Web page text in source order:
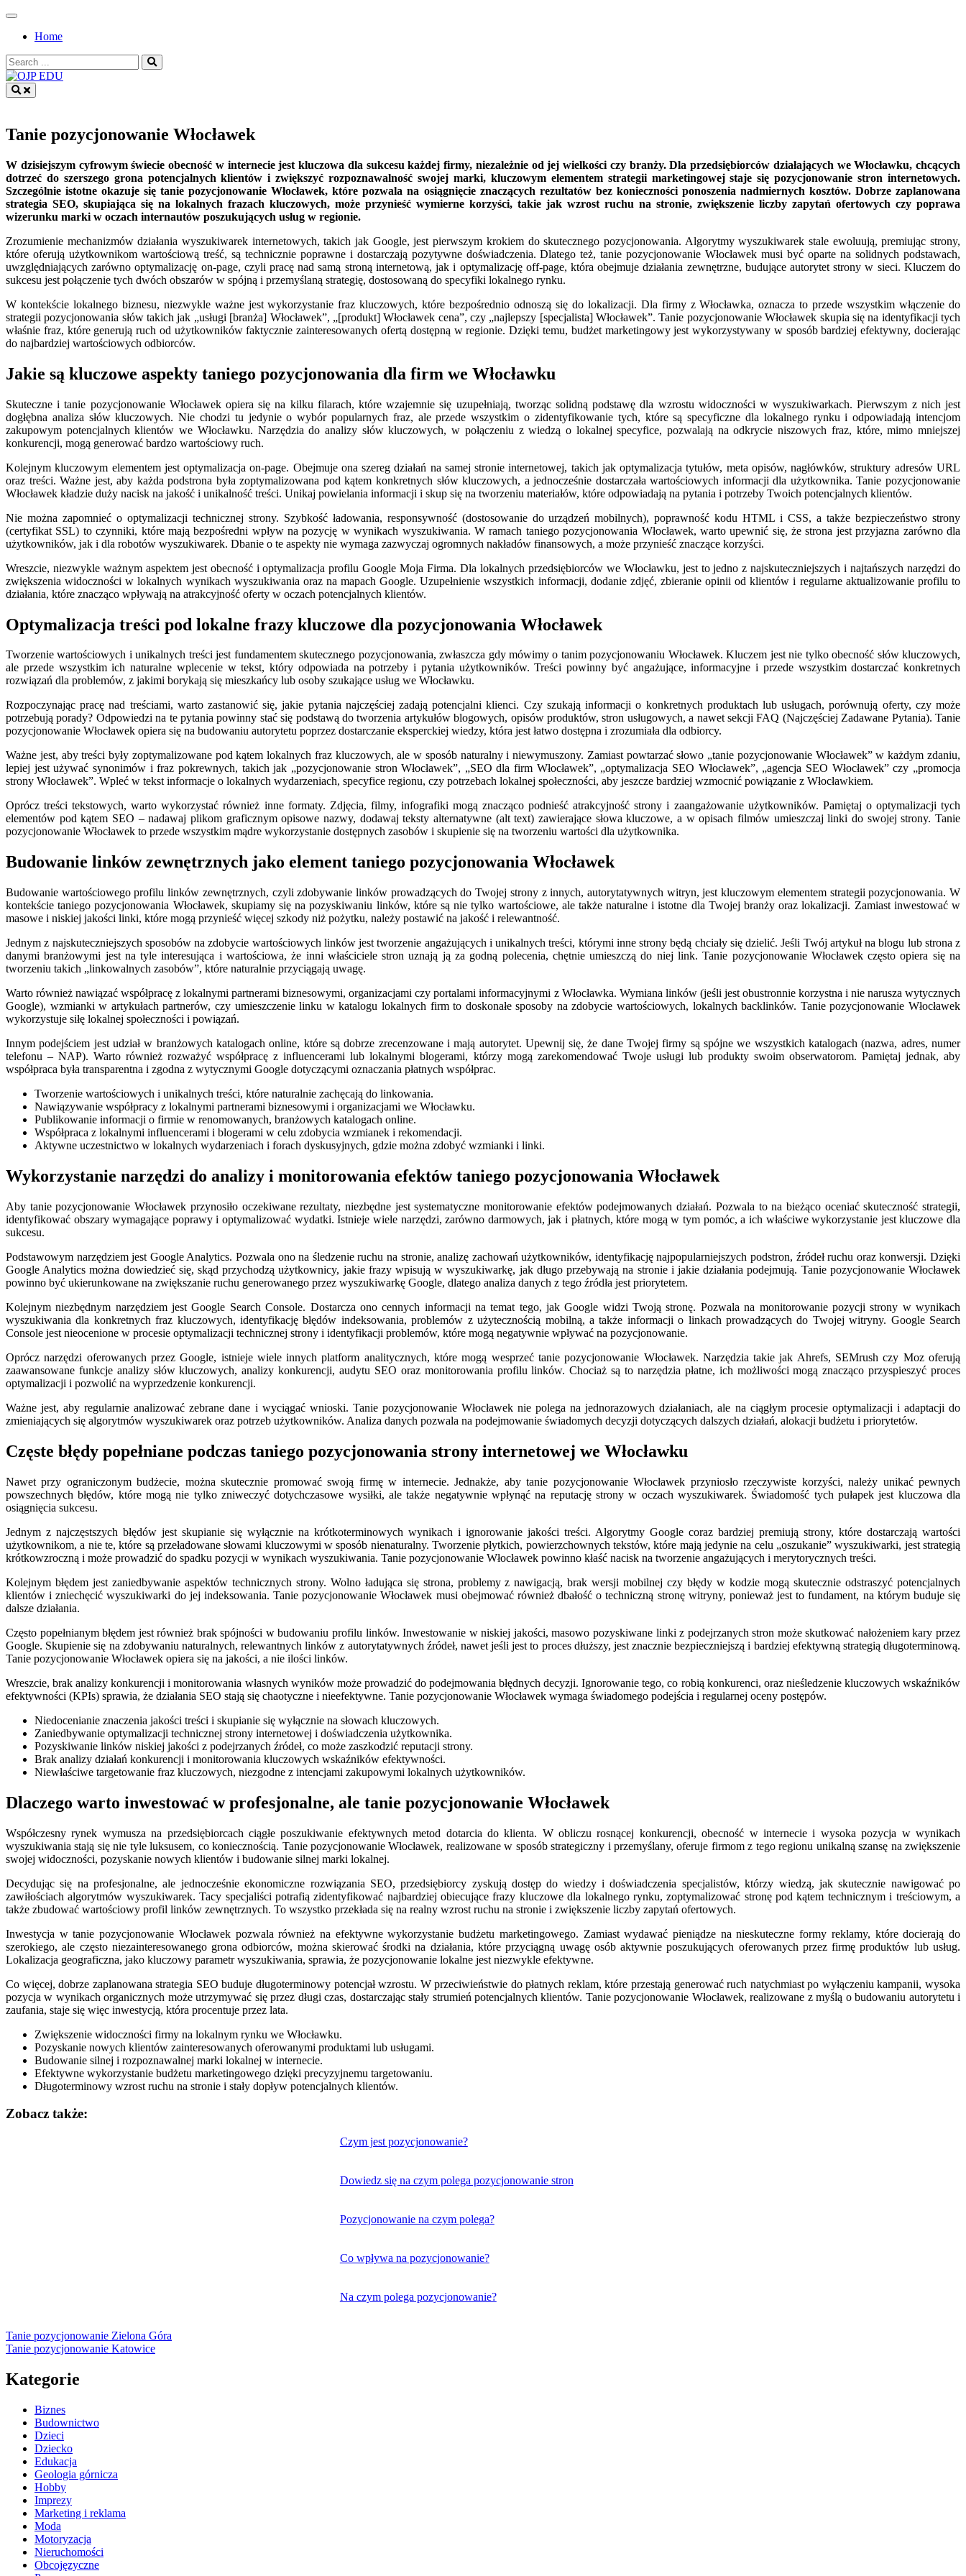
Skip
contentHome
Search
for:
Tanie pozycjonowanie Włocławek
W dzisiejszym cyfrowym świecie obecność w internecie jest kluczowa dla sukcesu każdej firmy, niezależnie od jej wielkości czy branży. Dla przedsiębiorców działających we Włocławku, chcących
dotrzeć do szerszego grona potencjalnych klientów i zwiększyć rozpoznawalność swojej marki, kluczowym elementem strategii marketingowej staje się pozycjonowanie stron internetowych.
Szczególnie istotne okazuje się tanie pozycjonowanie Włocławek, które pozwala na osiągnięcie znaczących rezultatów bez konieczności ponoszenia nadmiernych kosztów. Dobrze zaplanowana
strategia SEO, skupiająca się na lokalnych frazach kluczowych, może przynieść wymierne korzyści, takie jak wzrost ruchu na stronie, zwiększenie liczby zapytań ofertowych czy poprawa
wizerunku marki w oczach internautów poszukujących usług w regionie.
Zrozumienie mechanizmów działania wyszukiwarek internetowych, takich jak Google, jest pierwszym krokiem do skutecznego pozycjonowania. Algorytmy wyszukiwarek stale ewoluują, premiując strony,
które oferują użytkownikom wartościową treść, są technicznie poprawne i dostarczają pozytywne doświadczenia. Dlatego też, tanie pozycjonowanie Włocławek musi być oparte na solidnych podstawach,
uwzględniających zarówno optymalizację on-page, czyli pracę nad samą stroną internetową, jak i optymalizację off-page, która obejmuje działania zewnętrzne, budujące autorytet strony w sieci. Kluczem do
sukcesu jest połączenie tych dwóch obszarów w spójną i przemyślaną strategię, dostosowaną do specyfiki lokalnego rynku.
W kontekście lokalnego biznesu, niezwykle ważne jest wykorzystanie fraz kluczowych, które bezpośrednio odnoszą się do lokalizacji. Dla firmy z Włocławka, oznacza to przede wszystkim włączenie do
strategii pozycjonowania słów takich jak „usługi [branża] Włocławek”, „[produkt] Włocławek cena”, czy „najlepszy [specjalista] Włocławek”. Tanie pozycjonowanie Włocławek skupia się na identyfikacji tych
właśnie fraz, które generują ruch od użytkowników faktycznie zainteresowanych ofertą dostępną w regionie. Dzięki temu, budżet marketingowy jest wykorzystywany w sposób bardziej efektywny, docierając
do najbardziej wartościowych odbiorców.
Jakie są kluczowe aspekty taniego pozycjonowania dla firm we Włocławku
Skuteczne i tanie pozycjonowanie Włocławek opiera się na kilku filarach, które wzajemnie się uzupełniają, tworząc solidną podstawę dla wzrostu widoczności w wyszukiwarkach. Pierwszym z nich jest
dogłębna analiza słów kluczowych. Nie chodzi tu jedynie o wybór popularnych fraz, ale przede wszystkim o zidentyfikowanie tych, które są specyficzne dla lokalnego rynku i odpowiadają intencjom
zakupowym potencjalnych klientów we Włocławku. Narzędzia do analizy słów kluczowych, w połączeniu z wiedzą o lokalnej specyfice, pozwalają na odkrycie niszowych fraz, które, mimo mniejszej
konkurencji, mogą generować bardzo wartościowy ruch.
Kolejnym kluczowym elementem jest optymalizacja on-page. Obejmuje ona szereg działań na samej stronie internetowej, takich jak optymalizacja tytułów, meta opisów, nagłówków, struktury adresów URL
oraz treści. Ważne jest, aby każda podstrona była zoptymalizowana pod kątem konkretnych słów kluczowych, a jednocześnie dostarczała wartościowych informacji dla użytkownika. Tanie pozycjonowanie
Włocławek kładzie duży nacisk na jakość i unikalność treści. Unikaj powielania informacji i skup się na tworzeniu materiałów, które odpowiadają na pytania i potrzeby Twoich potencjalnych klientów.
Nie można zapomnieć o optymalizacji technicznej strony. Szybkość ładowania, responsywność (dostosowanie do urządzeń mobilnych), poprawność kodu HTML i CSS, a także bezpieczeństwo strony
(certyfikat SSL) to czynniki, które mają bezpośredni wpływ na pozycję w wynikach wyszukiwania. W ramach taniego pozycjonowania Włocławek, warto upewnić się, że strona jest przyjazna zarówno dla
użytkowników, jak i dla robotów wyszukiwarek. Dbanie o te aspekty nie wymaga zazwyczaj ogromnych nakładów finansowych, a może przynieść znaczące korzyści.
Wreszcie, niezwykle ważnym aspektem jest obecność i optymalizacja profilu Google Moja Firma. Dla lokalnych przedsiębiorców we Włocławku, jest to jedno z najskuteczniejszych i najtańszych narzędzi do
zwiększenia widoczności w lokalnych wynikach wyszukiwania oraz na mapach Google. Uzupełnienie wszystkich informacji, dodanie zdjęć, zbieranie opinii od klientów i regularne aktualizowanie profilu to
działania, które znacząco wpływają na atrakcyjność oferty w oczach potencjalnych klientów.
Optymalizacja treści pod lokalne frazy kluczowe dla pozycjonowania Włocławek
Tworzenie wartościowych i unikalnych treści jest fundamentem skutecznego pozycjonowania, zwłaszcza gdy mówimy o tanim pozycjonowaniu Włocławek. Kluczem jest nie tylko obecność słów kluczowych,
ale przede wszystkim ich naturalne wplecenie w tekst, który odpowiada na potrzeby i pytania użytkowników. Treści powinny być angażujące, informacyjne i przede wszystkim dostarczać konkretnych
rozwiązań dla problemów, z jakimi borykają się mieszkańcy lub osoby szukające usług we Włocławku.
Rozpoczynając pracę nad treściami, warto zastanowić się, jakie pytania najczęściej zadają potencjalni klienci. Czy szukają informacji o konkretnych produktach lub usługach, porównują oferty, czy może
potrzebują porady? Odpowiedzi na te pytania powinny stać się podstawą do tworzenia artykułów blogowych, opisów produktów, stron usługowych, a nawet sekcji FAQ (Najczęściej Zadawane Pytania). Tanie
pozycjonowanie Włocławek opiera się na budowaniu autorytetu poprzez dostarczanie eksperckiej wiedzy, która jest łatwo dostępna i zrozumiała dla odbiorcy.
Ważne jest, aby treści były zoptymalizowane pod kątem lokalnych fraz kluczowych, ale w sposób naturalny i niewymuszony. Zamiast powtarzać słowo „tanie pozycjonowanie Włocławek” w każdym zdaniu,
lepiej jest używać synonimów i fraz pokrewnych, takich jak „pozycjonowanie stron Włocławek”, „SEO dla firm Włocławek”, „optymalizacja SEO Włocławek”, „agencja SEO Włocławek” czy „promocja
strony Włocławek”. Wpleć w tekst informacje o lokalnych wydarzeniach, specyfice regionu, czy potrzebach lokalnej społeczności, aby jeszcze bardziej wzmocnić powiązanie z Włocławkiem.
Oprócz treści tekstowych, warto wykorzystać również inne formaty. Zdjęcia, filmy, infografiki mogą znacząco podnieść atrakcyjność strony i zaangażowanie użytkowników. Pamiętaj o optymalizacji tych
elementów pod kątem SEO – nadawaj plikom graficznym opisowe nazwy, dodawaj teksty alternatywne (alt text) zawierające słowa kluczowe, a w opisach filmów umieszczaj linki do swojej strony. Tanie
pozycjonowanie Włocławek to przede wszystkim mądre wykorzystanie dostępnych zasobów i skupienie się na tworzeniu wartości dla użytkownika.
Budowanie linków zewnętrznych jako element taniego pozycjonowania Włocławek
Budowanie wartościowego profilu linków zewnętrznych, czyli zdobywanie linków prowadzących do Twojej strony z innych, autorytatywnych witryn, jest kluczowym elementem strategii pozycjonowania. W
kontekście taniego pozycjonowania Włocławek, skupiamy się na pozyskiwaniu linków, które są nie tylko wartościowe, ale także naturalne i istotne dla Twojej branży oraz lokalizacji. Zamiast inwestować w
masowe i niskiej jakości linki, które mogą przynieść więcej szkody niż pożytku, należy postawić na jakość i relewantność.
Jednym z najskuteczniejszych sposobów na zdobycie wartościowych linków jest tworzenie angażujących i unikalnych treści, którymi inne strony będą chciały się dzielić. Jeśli Twój artykuł na blogu lub strona z
danymi branżowymi jest na tyle interesująca i wartościowa, że inni właściciele stron uznają ją za godną polecenia, chętnie umieszczą do niej link. Tanie pozycjonowanie Włocławek często opiera się na
tworzeniu takich „linkowalnych zasobów”, które naturalnie przyciągają uwagę.
Warto również nawiązać współpracę z lokalnymi partnerami biznesowymi, organizacjami czy portalami informacyjnymi z Włocławka. Wymiana linków (jeśli jest obustronnie korzystna i nie narusza wytycznych
Google), wzmianki w artykułach partnerów, czy umieszczenie linku w katalogu lokalnych firm to doskonałe sposoby na zdobycie wartościowych, lokalnych backlinków. Tanie pozycjonowanie Włocławek
wykorzystuje siłę lokalnej społeczności i powiązań.
Innym podejściem jest udział w branżowych katalogach online, które są dobrze zrecenzowane i mają autorytet. Upewnij się, że dane Twojej firmy są spójne we wszystkich katalogach (nazwa, adres, numer
telefonu – NAP). Warto również rozważyć współpracę z influencerami lub lokalnymi blogerami, którzy mogą zarekomendować Twoje usługi lub produkty swoim obserwatorom. Pamiętaj jednak, aby
współpraca była transparentna i zgodna z wytycznymi Google dotyczącymi oznaczania płatnych współprac.
Tworzenie wartościowych i unikalnych treści, które naturalnie zachęcają do linkowania.
Nawiązywanie współpracy z lokalnymi partnerami biznesowymi i organizacjami we Włocławku.
Publikowanie informacji o firmie w renomowanych, branżowych katalogach online.
Współpraca z lokalnymi influencerami i blogerami w celu zdobycia wzmianek i rekomendacji.
Aktywne uczestnictwo w lokalnych wydarzeniach i forach dyskusyjnych, gdzie można zdobyć wzmianki i linki.
Wykorzystanie narzędzi do analizy i monitorowania efektów taniego pozycjonowania Włocławek
Aby tanie pozycjonowanie Włocławek przynosiło oczekiwane rezultaty, niezbędne jest systematyczne monitorowanie efektów podejmowanych działań. Pozwala to na bieżąco oceniać skuteczność strategii,
identyfikować obszary wymagające poprawy i optymalizować wydatki. Istnieje wiele narzędzi, zarówno darmowych, jak i płatnych, które mogą w tym pomóc, a ich właściwe wykorzystanie jest kluczowe dla
sukcesu.
Podstawowym narzędziem jest Google Analytics. Pozwala ono na śledzenie ruchu na stronie, analizę zachowań użytkowników, identyfikację najpopularniejszych podstron, źródeł ruchu oraz konwersji. Dzięki
Google Analytics można dowiedzieć się, skąd przychodzą użytkownicy, jakie frazy wpisują w wyszukiwarkę, jak długo przebywają na stronie i jakie działania podejmują. Tanie pozycjonowanie Włocławek
powinno być ukierunkowane na zwiększanie ruchu generowanego przez wyszukiwarkę Google, dlatego analiza danych z tego źródła jest priorytetem.
Kolejnym niezbędnym narzędziem jest Google Search Console. Dostarcza ono cennych informacji na temat tego, jak Google widzi Twoją stronę. Pozwala na monitorowanie pozycji strony w wynikach
wyszukiwania dla konkretnych fraz kluczowych, identyfikację błędów indeksowania, problemów z użytecznością mobilną, a także informacji o linkach prowadzących do Twojej witryny. Google Search
Console jest nieocenione w procesie optymalizacji technicznej strony i identyfikacji problemów, które mogą negatywnie wpływać na pozycjonowanie.
Oprócz narzędzi oferowanych przez Google, istnieje wiele innych platform analitycznych, które mogą wesprzeć tanie pozycjonowanie Włocławek. Narzędzia takie jak Ahrefs, SEMrush czy Moz oferują
zaawansowane funkcje analizy słów kluczowych, analizy konkurencji, audytu SEO oraz monitorowania profilu linków. Chociaż są to narzędzia płatne, ich możliwości mogą znacząco przyspieszyć proces
optymalizacji i pozwolić na wyprzedzenie konkurencji.
Ważne jest, aby regularnie analizować zebrane dane i wyciągać wnioski. Tanie pozycjonowanie Włocławek nie polega na jednorazowych działaniach, ale na ciągłym procesie optymalizacji i adaptacji do
zmieniających się algorytmów wyszukiwarek oraz potrzeb użytkowników. Analiza danych pozwala na podejmowanie świadomych decyzji dotyczących dalszych działań, alokacji budżetu i priorytetów.
Częste błędy popełniane podczas taniego pozycjonowania strony internetowej we Włocławku
Nawet przy ograniczonym budżecie, można skutecznie promować swoją firmę w internecie. Jednakże, aby tanie pozycjonowanie Włocławek przyniosło rzeczywiste korzyści, należy unikać pewnych
powszechnych błędów, które mogą nie tylko zniweczyć dotychczasowe wysiłki, ale także negatywnie wpłynąć na reputację strony w oczach wyszukiwarek. Świadomość tych pułapek jest kluczowa dla
osiągnięcia sukcesu.
Jednym z najczęstszych błędów jest skupianie się wyłącznie na krótkoterminowych wynikach i ignorowanie jakości treści. Algorytmy Google coraz bardziej premiują strony, które dostarczają wartości
użytkownikom, a nie te, które są przeładowane słowami kluczowymi w sposób nienaturalny. Tworzenie płytkich, powierzchownych tekstów, które mają jedynie na celu „oszukanie” wyszukiwarki, jest strategią
krótkowzroczną i może prowadzić do spadku pozycji w wynikach wyszukiwania. Tanie pozycjonowanie Włocławek powinno kłaść nacisk na tworzenie angażujących i merytorycznych treści.
Kolejnym błędem jest zaniedbywanie aspektów technicznych strony. Wolno ładująca się strona, problemy z nawigacją, brak wersji mobilnej czy błędy w kodzie mogą skutecznie odstraszyć potencjalnych
klientów i zniechęcić wyszukiwarki do jej indeksowania. Tanie pozycjonowanie Włocławek musi obejmować również dbałość o techniczną stronę witryny, ponieważ jest to fundament, na którym buduje się
dalsze działania.
Często popełnianym błędem jest również brak spójności w budowaniu profilu linków. Inwestowanie w niskiej jakości, masowo pozyskiwane linki z podejrzanych stron może skutkować nałożeniem kary przez
Google. Skupienie się na zdobywaniu naturalnych, relewantnych linków z autorytatywnych źródeł, nawet jeśli jest to proces dłuższy, jest znacznie bezpieczniejszą i bardziej efektywną strategią długoterminową.
Tanie pozycjonowanie Włocławek opiera się na jakości, a nie ilości linków.
Wreszcie, brak analizy konkurencji i monitorowania własnych wyników może prowadzić do podejmowania błędnych decyzji. Ignorowanie tego, co robią konkurenci, oraz nieśledzenie kluczowych wskaźników
efektywności (KPIs) sprawia, że działania SEO stają się chaotyczne i nieefektywne. Tanie pozycjonowanie Włocławek wymaga świadomego podejścia i regularnej oceny postępów.
Niedocenianie znaczenia jakości treści i skupianie się wyłącznie na słowach kluczowych.
Zaniedbywanie optymalizacji technicznej strony internetowej i doświadczenia użytkownika.
Pozyskiwanie linków niskiej jakości z podejrzanych źródeł, co może zaszkodzić reputacji strony.
Brak analizy działań konkurencji i monitorowania kluczowych wskaźników efektywności.
Niewłaściwe targetowanie fraz kluczowych, niezgodne z intencjami zakupowymi lokalnych użytkowników.
Dlaczego warto inwestować w profesjonalne, ale tanie pozycjonowanie Włocławek
Współczesny rynek wymusza na przedsiębiorcach ciągłe poszukiwanie efektywnych metod dotarcia do klienta. W obliczu rosnącej konkurencji, obecność w internecie i wysoka pozycja w wynikach
wyszukiwania stają się nie tyle luksusem, co koniecznością. Tanie pozycjonowanie Włocławek, realizowane w sposób strategiczny i przemyślany, oferuje firmom z tego regionu unikalną szansę na zwiększenie
swojej widoczności, pozyskanie nowych klientów i budowanie silnej marki lokalnej.
Decydując się na profesjonalne, ale jednocześnie ekonomiczne rozwiązania SEO, przedsiębiorcy zyskują dostęp do wiedzy i doświadczenia specjalistów, którzy wiedzą, jak skutecznie nawigować po
zawiłościach algorytmów wyszukiwarek. Tacy specjaliści potrafią zidentyfikować najbardziej obiecujące frazy kluczowe dla lokalnego rynku, zoptymalizować stronę pod kątem technicznym i treściowym, a
także zbudować wartościowy profil linków zewnętrznych. To wszystko przekłada się na realny wzrost ruchu na stronie i zwiększenie liczby zapytań ofertowych.
Inwestycja w tanie pozycjonowanie Włocławek pozwala również na efektywne wykorzystanie budżetu marketingowego. Zamiast wydawać pieniądze na nieskuteczne formy reklamy, które docierają do
szerokiego, ale często niezainteresowanego grona odbiorców, można skierować środki na działania, które przyciągną uwagę osób aktywnie poszukujących oferowanych przez firmę produktów lub usług.
Lokalizacja geograficzna, jako kluczowy parametr wyszukiwania, sprawia, że pozycjonowanie lokalne jest niezwykle efektywne.
Co więcej, dobrze zaplanowana strategia SEO buduje długoterminowy potencjał wzrostu. W przeciwieństwie do płatnych reklam, które przestają generować ruch natychmiast po wyłączeniu kampanii, wysoka
pozycja w wynikach organicznych może utrzymywać się przez długi czas, dostarczając stały strumień potencjalnych klientów. Tanie pozycjonowanie Włocławek, realizowane z myślą o budowaniu autorytetu i
zaufania, staje się więc inwestycją, która procentuje przez lata.
Zwiększenie widoczności firmy na lokalnym rynku we Włocławku.
Pozyskanie nowych klientów zainteresowanych oferowanymi produktami lub usługami.
Budowanie silnej i rozpoznawalnej marki lokalnej w internecie.
Efektywne wykorzystanie budżetu marketingowego dzięki precyzyjnemu targetowaniu.
Długoterminowy wzrost ruchu na stronie i stały dopływ potencjalnych klientów.
Zobacz także:
Czym jest pozycjonowanie?
Dowiedz się na czym polega pozycjonowanie stron
Pozycjonowanie na czym polega?
Co wpływa na pozycjonowanie?
Na czym polega pozycjonowanie?
Tanie pozycjonowanie Zielona Góra
Tanie pozycjonowanie Katowice
Kategorie
Biznes
Budownictwo
Dzieci
Dziecko
Edukacja
Geologia górnicza
Hobby
Imprezy
Marketing i reklama
Moda
Motoryzacja
Nieruchomości
Obcojęzyczne